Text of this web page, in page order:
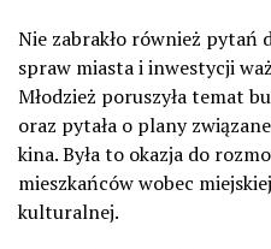
Nie zabrakło również pytań
spraw miasta i inwestycji
Młodzież poruszyła temat
oraz pytała o plany
kina. Była to okazja do
mieszkańców wobec
kulturalnej.